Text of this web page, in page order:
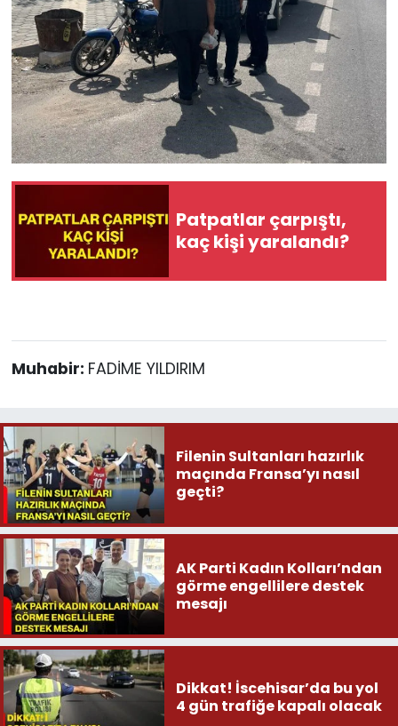
Patpatlar çarpıştı,
kaç kişi yaralandı?
Muhabir: FADİME YILDIRIM
Filenin Sultanları hazırlık
maçında Fransa’yı nasıl
geçti?
AK Parti Kadın Kolları’ndan
görme engellilere destek
mesajı
Dikkat! İscehisar’da bu yol
4 gün trafiğe kapalı olacak